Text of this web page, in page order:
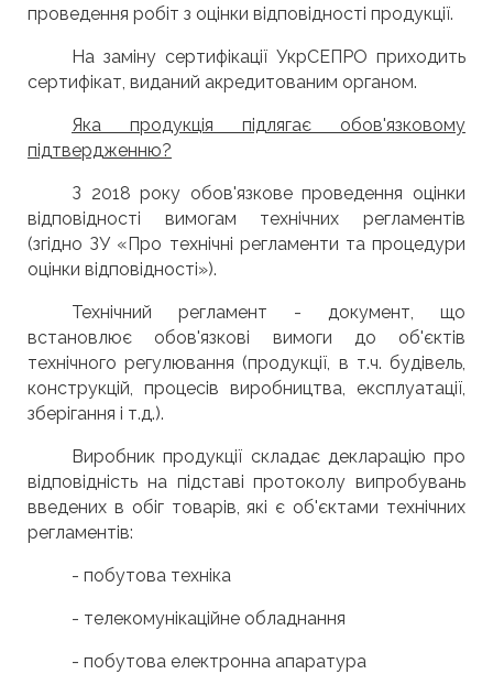
проведення робіт з оцінки відповідності продукції.
На заміну сертифікації УкрСЕПРО приходить
сертифікат, виданий акредитованим органом.
Яка продукція підлягає обов'язковому
підтвердженню?
З 2018 року обов'язкове проведення оцінки
відповідності вимогам технічних регламентів
(згідно ЗУ «Про технічні регламенти та процедури
оцінки відповідності»).
Технічний регламент - документ, що
встановлює обов'язкові вимоги до об'єктів
технічного регулювання (продукції, в т.ч. будівель,
конструкцій, процесів виробництва, експлуатації,
зберігання і т.д.).
Виробник продукції складає декларацію про
відповідність на підставі протоколу випробувань
введених в обіг товарів, які є об'єктами технічних
регламентів:
- побутова техніка
- телекомунікаційне обладнання
- побутова електронна апаратура